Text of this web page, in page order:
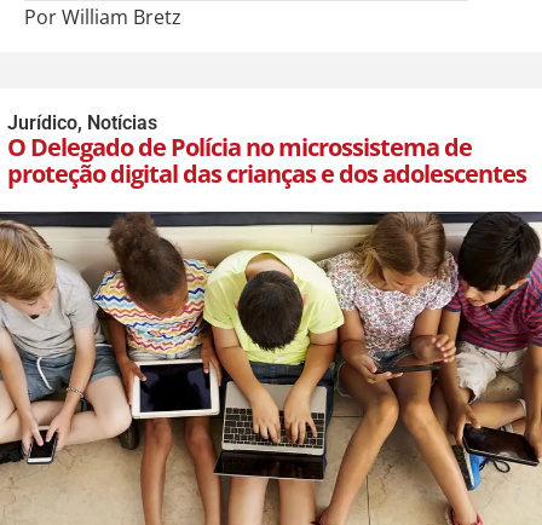
Por William Bretz
Jurídico, Notícias
O Delegado de Polícia no microssistema de
proteção digital das crianças e dos adolescentes